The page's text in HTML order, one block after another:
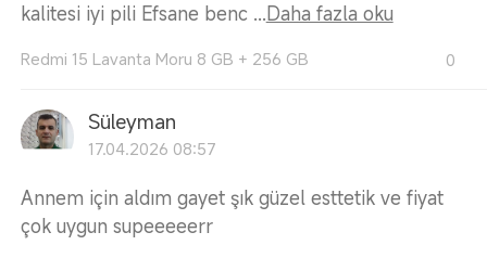
kalitesi iyi pili Efsane benc ...Daha fazla oku
Redmi 15 Lavanta Moru 8 GB + 256 GB 0
Süleyman
17.04.2026 08:57
Annem için aldım gayet şık güzel esttetik ve fiyat
çok uygun supeeeeerr